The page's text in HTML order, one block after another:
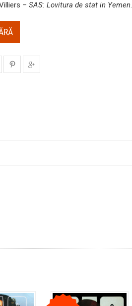
– SAS: Lovitura de stat in Yemen.